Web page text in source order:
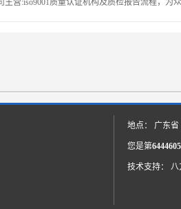
地点： 广东
您是第6444605
技术支持： 八